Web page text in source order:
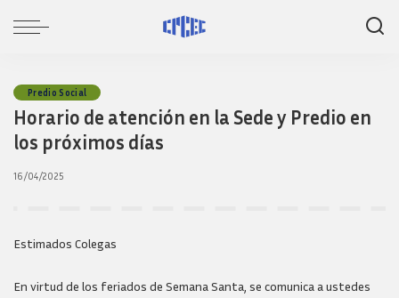
Predio Social
Horario de atención en la Sede y Predio en
los próximos días
16/04/2025
Estimados Colegas
En virtud de los feriados de Semana Santa, se comunica a ustedes